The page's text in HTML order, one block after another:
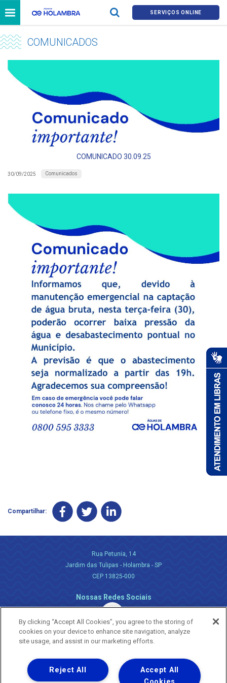
SERVIÇOS ONLINE
COMUNICADOS
COMUNICADO 30.09.25
30/09/2025 Comunicados
Compartilhar:
Rua Petunia, 14
Jardim das Tulipas - Holambra - SP
CEP 13825-000
Nossas Redes Sociais
Uma empresa
Copyright ® 2026 - Todos os Direitos Reservados.
By clicking “Accept All Cookies”, you agree to the storing of
cookies on your device to enhance site navigation, analyze
site usage, and assist in our marketing efforts.
Accept All
Reject All